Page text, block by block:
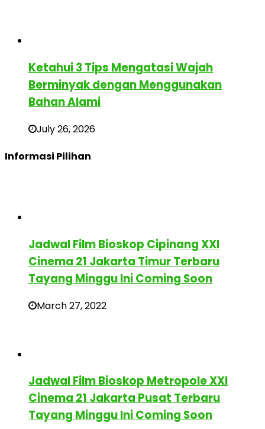
Ketahui 3 Tips Mengatasi Wajah
Berminyak dengan Menggunakan
Bahan Alami
July 26, 2026
Informasi Pilihan
Jadwal Film Bioskop Cipinang XXI
Cinema 21 Jakarta Timur Terbaru
Tayang Minggu Ini Coming Soon
March 27, 2022
Jadwal Film Bioskop Metropole XXI
Cinema 21 Jakarta Pusat Terbaru
Tayang Minggu Ini Coming Soon